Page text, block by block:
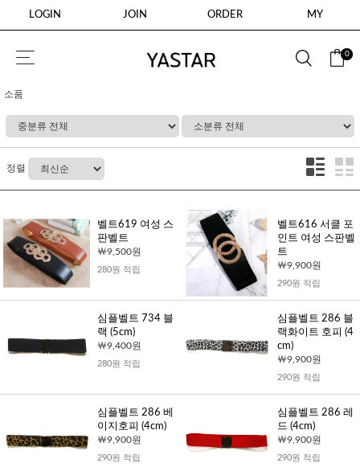
LOGIN JOIN ORDER MY
0
소품
정렬
벨트619 여성 스
판벨트
9,500원
280원 적립
벨트616 서클 포
인트 여성 스판벨
트
9,900원
290원 적립
심플벨트 734 블
랙 (5cm)
9,400원
280원 적립
심플벨트 286 블
랙화이트 호피 (4
cm)
9,900원
290원 적립
심플벨트 286 베
이지호피 (4cm)
9,900원
290원 적립
심플벨트 286 레
드 (4cm)
9,900원
290원 적립